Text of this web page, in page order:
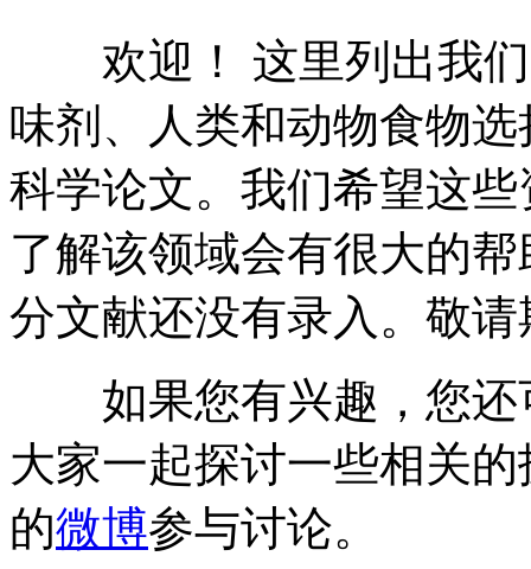
欢迎！ 这里列出我们
味剂、人类和动物食物
科学论文。我们希望这
了解该领域会有很大的
分文献还没有录入。敬请
如果您有兴趣，您还
大家一起探讨一些相关
的微博参与讨论。